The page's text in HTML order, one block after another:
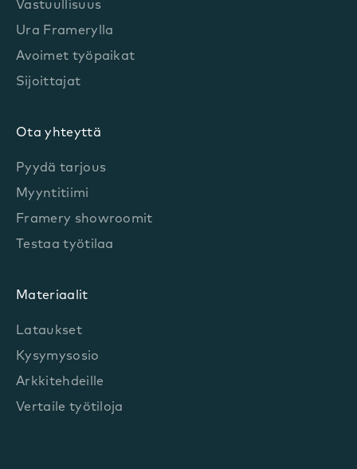
Vastuullisuus
Ura Framerylla
Avoimet työpaikat
Sijoittajat
Ota yhteyttä
Pyydä tarjous
Myyntitiimi
Framery showroomit
Testaa työtilaa
Materiaalit
Lataukset
Kysymysosio
Arkkitehdeille
Vertaile työtiloja